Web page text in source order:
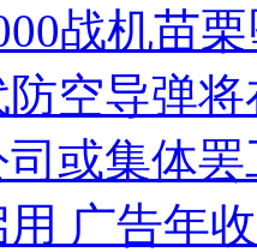
战机苗
空导弹
或集体罢
广告年